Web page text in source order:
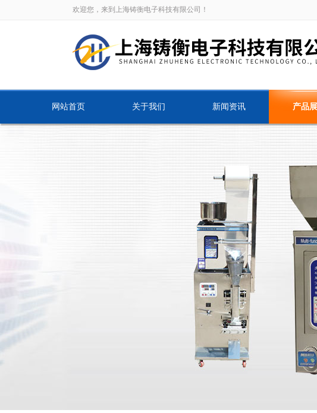
欢迎您，来到上海铸衡电子科技有限公司！
网站首页 关于我们 新闻资讯 产品